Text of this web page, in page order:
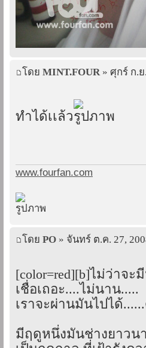
โดย MINT.FOUR » ศุกร์ ก.ย
ทำได้เเล้ว
www.fourfan.com
โดย PO » จันทร์ ต.ค. 27,
[color=red][b]ไม่ว่าจ
เชื่อเถอะ....ไม่นาน.....
เราจะผ่านมันไปได้
มีฤดูหนึ่งมันช่างยาวน